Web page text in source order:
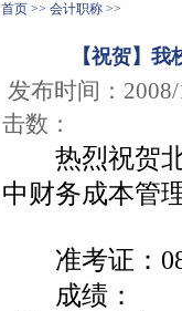
首页 >> 会计职称 >>
【祝贺】
发布时间：
击数：
热烈祝贺北
中财务成本管
准考证：
成绩： 财